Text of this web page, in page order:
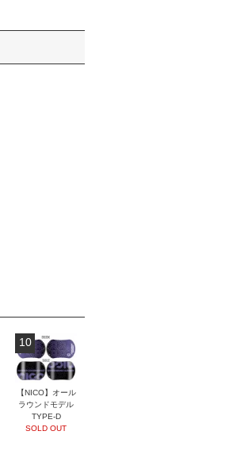
10
【NICO】オール
ラウンドモデル
TYPE-D
SOLD OUT